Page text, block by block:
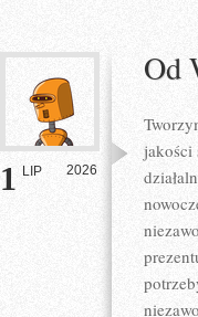
1 LIP 2026
Od
jakości